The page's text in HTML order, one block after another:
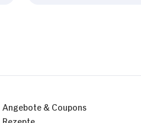
Angebote & Coupons
Rezepte